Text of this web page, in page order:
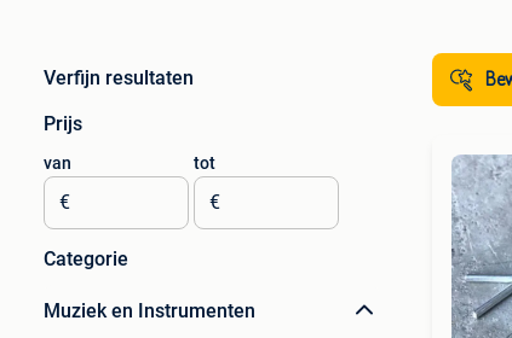
Verfijn resultaten
Prijs
van
€
tot
€
Categorie
Muziek en Instrumenten